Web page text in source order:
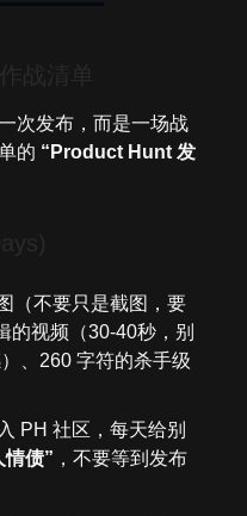
次发布，而是一场战
的 “Product Hunt 发
（不要只是截图，要
的视频（30-40秒，别
、260 字符的杀手级
PH 社区，每天给别
情债” ，不要等到发布